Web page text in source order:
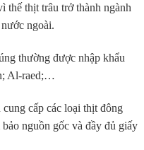
thịt trâu trở thành ngành
ngoài.
thường được nhập khẩu
Al-raed;…
cung cấp các loại thịt đông
nguồn gốc và đầy đủ giấy